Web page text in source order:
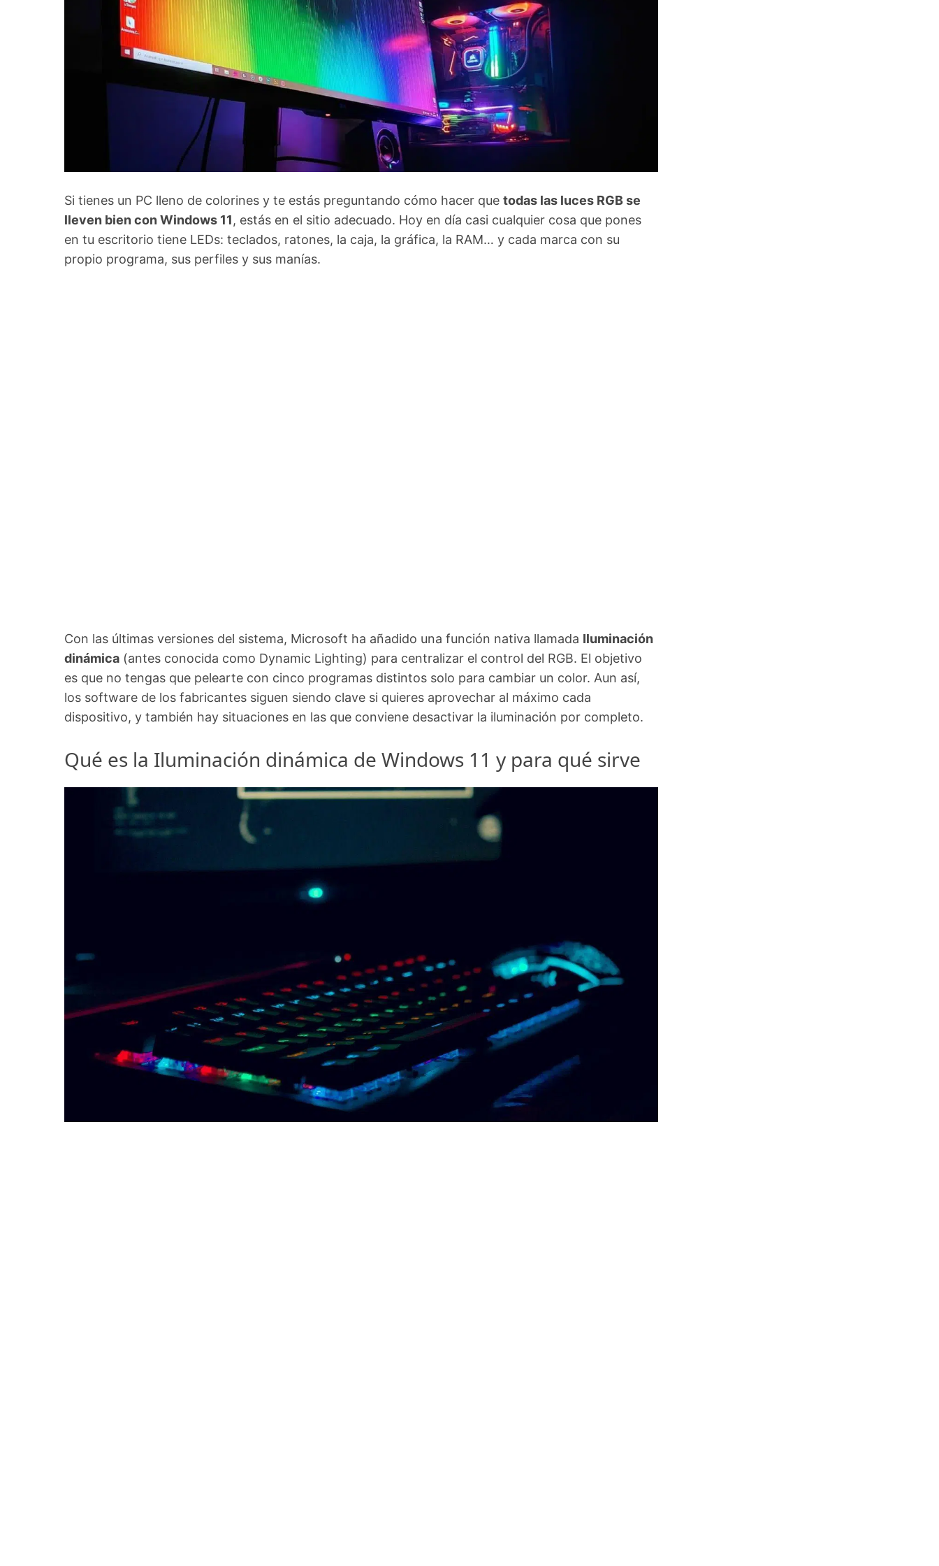
Si tienes un PC lleno de colorines y te estás preguntando cómo hacer que todas las luces RGB se
lleven bien con Windows 11, estás en el sitio adecuado. Hoy en día casi cualquier cosa que pones
en tu escritorio tiene LEDs: teclados, ratones, la caja, la gráfica, la RAM… y cada marca con su
propio programa, sus perfiles y sus manías.
Con las últimas versiones del sistema, Microsoft ha añadido una función nativa llamada Iluminación
dinámica (antes conocida como Dynamic Lighting) para centralizar el control del RGB. El objetivo
es que no tengas que pelearte con cinco programas distintos solo para cambiar un color. Aun así,
los software de los fabricantes siguen siendo clave si quieres aprovechar al máximo cada
dispositivo, y también hay situaciones en las que conviene desactivar la iluminación por completo.
Qué es la Iluminación dinámica de Windows 11 y para qué sirve